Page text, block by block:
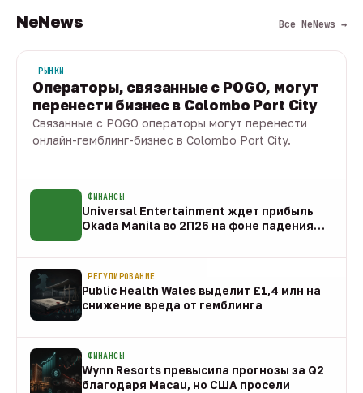
NeNews Все NeNews →
РЫНКИ
Операторы, связанные с POGO, могут
перенести бизнес в Colombo Port City
Связанные с POGO операторы могут перенести
онлайн-гемблинг-бизнес в Colombo Port City.
ФИНАНСЫ
Universal Entertainment ждет прибыль
Okada Manila во 2П26 на фоне падения
РЕГУЛИРОВАНИЕ
Public Health Wales выделит £1,4 млн на
снижение вреда от гемблинга
ФИНАНСЫ
Wynn Resorts превысила прогнозы за Q2
благодаря Macau, но США просели